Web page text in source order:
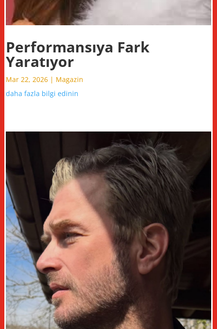
Performansıya Fark
Yaratıyor
Mar 22, 2026 | Magazin
daha fazla bilgi edinin